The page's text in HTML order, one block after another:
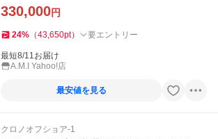
330,000円
24% （43,650pt） 要エントリー
最短8/11お届け
A.M.I Yahoo!店
最安値を見る
クロノオフショア-1